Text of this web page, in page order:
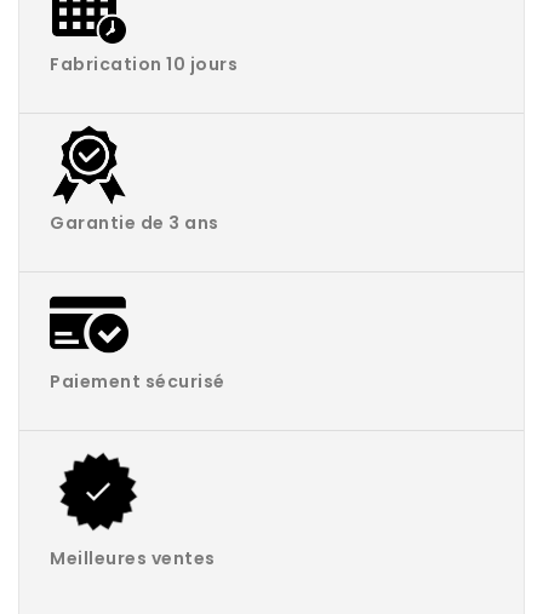
Fabrication 10 jours
Garantie de 3 ans
Paiement sécurisé
Meilleures ventes